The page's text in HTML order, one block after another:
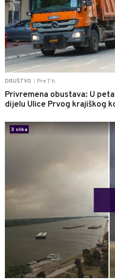
DRUŠTVO Pre 7 h
Privremena obustava: U
dijelu Ulice Prvog krajiškog
3 slika